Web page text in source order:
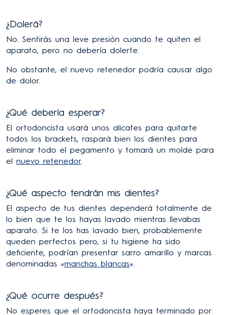
¿Dolerá?
No. Sentirás una leve presión cuando te quiten el
aparato, pero no debería dolerte.
No obstante, el nuevo retenedor podría causar algo
de dolor.
¿Qué debería esperar?
El ortodoncista usará unos alicates para quitarte
todos los brackets, raspará bien los dientes para
eliminar todo el pegamento y tomará un molde para
el nuevo retenedor.
¿Qué aspecto tendrán mis dientes?
El aspecto de tus dientes dependerá totalmente de
lo bien que te los hayas lavado mientras llevabas
aparato. Si te los has lavado bien, probablemente
queden perfectos pero, si tu higiene ha sido
deficiente, podrían presentar sarro amarillo y marcas
denominadas «manchas blancas».
¿Qué ocurre después?
No esperes que el ortodoncista haya terminado por